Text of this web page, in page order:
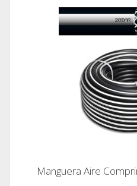
Manguera Aire